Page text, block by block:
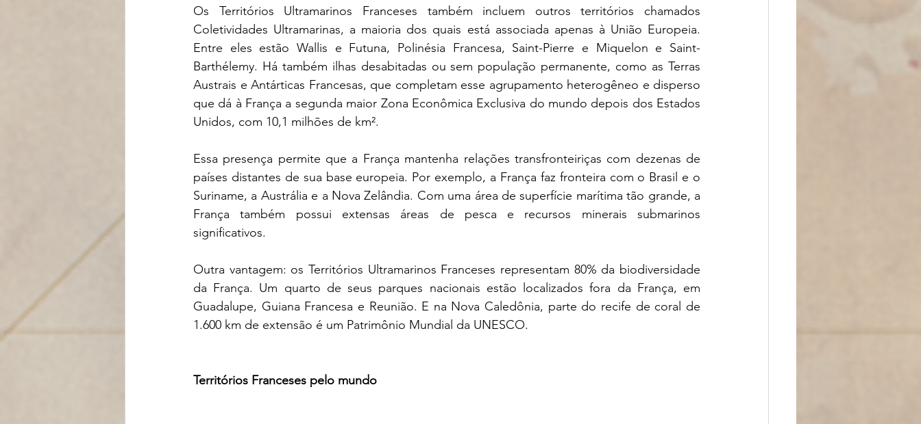
Os Territórios Ultramarinos Franceses também incluem outros territórios chamados
Coletividades Ultramarinas, a maioria dos quais está associada apenas à União Europeia.
Entre eles estão Wallis e Futuna, Polinésia Francesa, Saint-Pierre e Miquelon e Saint-
Barthélemy. Há também ilhas desabitadas ou sem população permanente, como as Terras
Austrais e Antárticas Francesas, que completam esse agrupamento heterogêneo e disperso
que dá à França a segunda maior Zona Econômica Exclusiva do mundo depois dos Estados
Unidos, com 10,1 milhões de km².
Essa presença permite que a França mantenha relações transfronteiriças com dezenas de
países distantes de sua base europeia. Por exemplo, a França faz fronteira com o Brasil e o
Suriname, a Austrália e a Nova Zelândia. Com uma área de superfície marítima tão grande, a
França também possui extensas áreas de pesca e recursos minerais submarinos
significativos.
Outra vantagem: os Territórios Ultramarinos Franceses representam 80% da biodiversidade
da França. Um quarto de seus parques nacionais estão localizados fora da França, em
Guadalupe, Guiana Francesa e Reunião. E na Nova Caledônia, parte do recife de coral de
1.600 km de extensão é um Patrimônio Mundial da UNESCO.
Territórios Franceses pelo mundo